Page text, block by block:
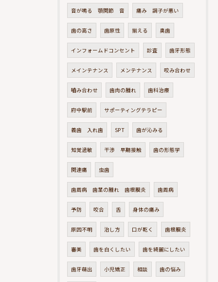
音が鳴る 顎関節 音 痛み 調子が悪い
歯の高さ 歯原性 揃える 奥歯
インフォームドコンセント 診査 歯牙形態
メインテナンス メンテナンス 咬み合わせ
嚙み合わせ 歯肉の腫れ 歯科治療
府中駅前 サポーティングテラピー
義歯 入れ歯 SPT 歯が沁みる
知覚過敏 干渉 早期接触 歯の形態学
関連痛 虫歯
歯周病 歯茎の腫れ 歯根膜炎 歯周病
予防 咬合 舌 身体の痛み
原因不明 治し方 口が乾く 歯根膜炎
審美 歯を白くしたい 歯を綺麗にしたい
歯牙萌出 小児矯正 相談 歯の悩み